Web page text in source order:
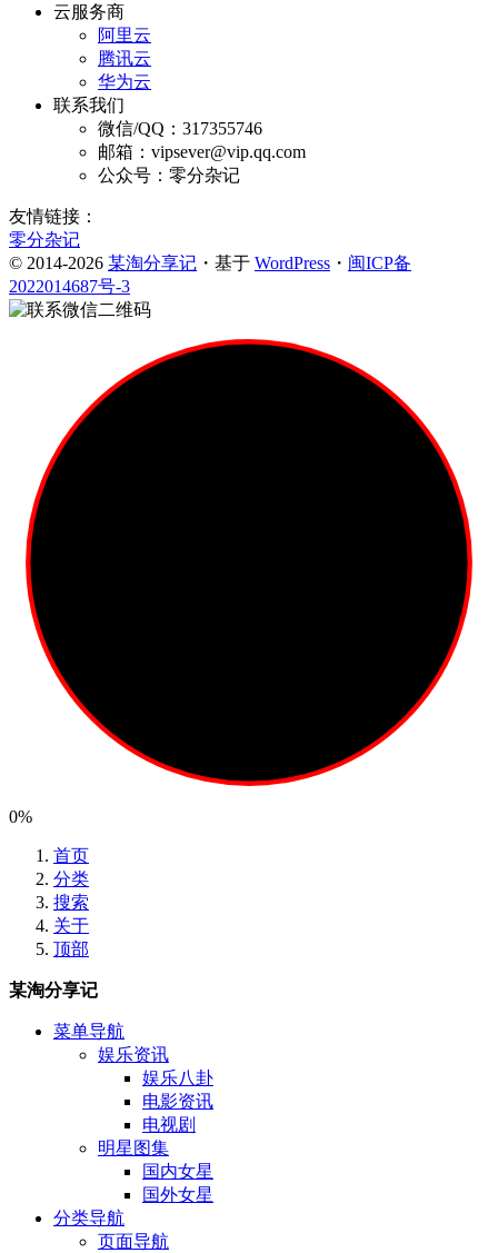
云服务商
阿里云
腾讯云
华为云
联系我们
微信/QQ：317355746
邮箱：vipsever@vip.qq.com
公众号：零分杂记
友情链接：
零分杂记
© 2014-2026 某淘分享记 ・基于 WordPress ・ 闽ICP备
2022014687号-3
0%
首页
分类
搜索
关于
顶部
某淘分享记
菜单导航
娱乐资讯
娱乐八卦
电影资讯
电视剧
明星图集
国内女星
国外女星
分类导航
页面导航